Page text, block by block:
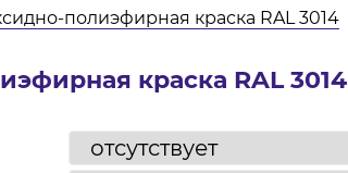
полиэфирная краска RAL 3014
краска RAL 3014